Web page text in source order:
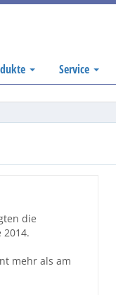
Service
die
mehr als am